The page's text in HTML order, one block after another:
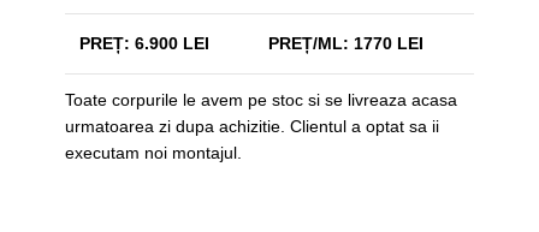
PREȚ: 6.900 LEI PREȚ/ML: 1770 LEI
Toate corpurile le avem pe stoc si se livreaza acasa
urmatoarea zi dupa achizitie. Clientul a optat sa ii
executam noi montajul.